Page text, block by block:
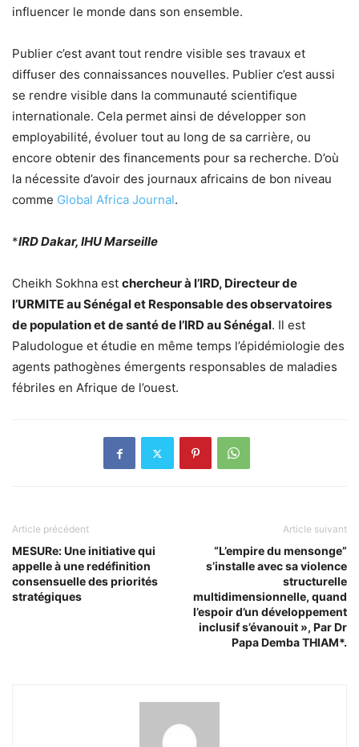
influencer le monde dans son ensemble.
Publier c’est avant tout rendre visible ses travaux et
diffuser des connaissances nouvelles. Publier c’est aussi
se rendre visible dans la communauté scientifique
internationale. Cela permet ainsi de développer son
employabilité, évoluer tout au long de sa carrière, ou
encore obtenir des financements pour sa recherche. D’où
la nécessite d’avoir des journaux africains de bon niveau
comme Global Africa Journal.
*IRD Dakar, IHU Marseille
Cheikh Sokhna est chercheur à l’IRD, Directeur de
l’URMITE au Sénégal et Responsable des observatoires
de population et de santé de l’IRD au Sénégal. Il est
Paludologue et étudie en même temps l’épidémiologie des
agents pathogènes émergents responsables de maladies
fébriles en Afrique de l’ouest.
Article précédent
MESURe: Une initiative qui
appelle à une redéfinition
consensuelle des priorités
stratégiques
Article suivant
“L’empire du mensonge”
s’installe avec sa violence
structurelle
multidimensionnelle, quand
l’espoir d’un développement
inclusif s’évanouit », Par Dr
Papa Demba THIAM*.